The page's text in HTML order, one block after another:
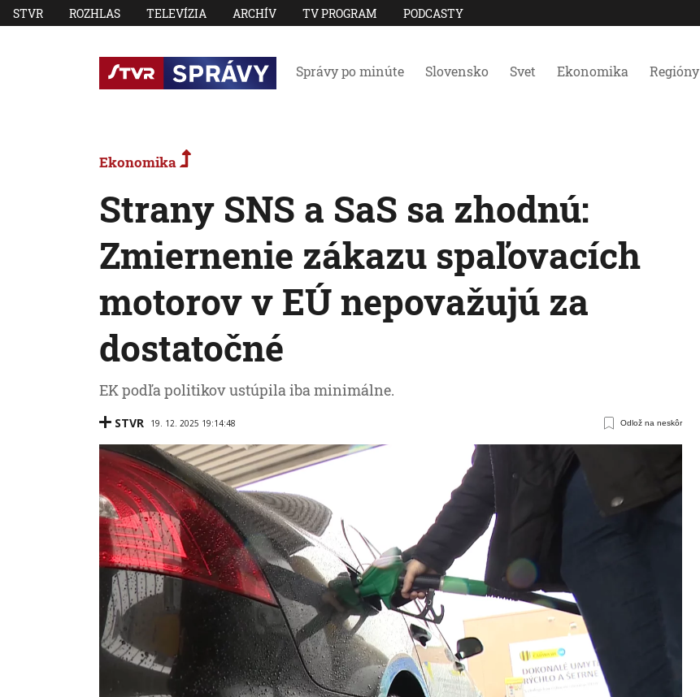
STVR ROZHLAS TELEVÍZIA ARCHÍV TV PROGRAM PODCASTY
Správy po minúte Slovensko Svet Ekonomika Regióny
Ekonomika
Strany SNS a SaS sa zhodnú:
Zmiernenie zákazu spaľovacích
motorov v EÚ nepovažujú za
dostatočné
EK podľa politikov ustúpila iba minimálne.
STVR 19. 12. 2025 19:14:48 Odlož na neskôr